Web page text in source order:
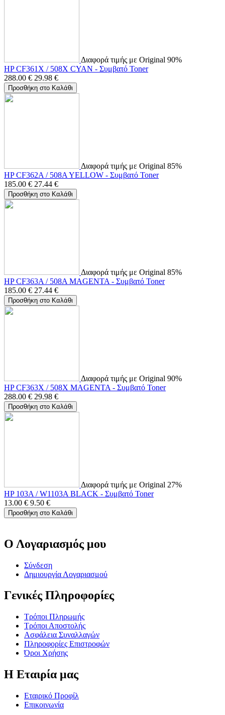
Διαφορά τιμής με Original 90%
HP CF361X / 508X CYAN - Συμβατό Toner
288.00 € 29.98 €
Προσθήκη στο Καλάθι
Διαφορά τιμής με Original 85%
HP CF362A / 508A YELLOW - Συμβατό Toner
185.00 € 27.44 €
Προσθήκη στο Καλάθι
Διαφορά τιμής με Original 85%
HP CF363A / 508A MAGENTA - Συμβατό Toner
185.00 € 27.44 €
Προσθήκη στο Καλάθι
Διαφορά τιμής με Original 90%
HP CF363X / 508X MAGENTA - Συμβατό Toner
288.00 € 29.98 €
Προσθήκη στο Καλάθι
Διαφορά τιμής με Original 27%
HP 103A / W1103A BLACK - Συμβατό Toner
13.00 € 9.50 €
Προσθήκη στο Καλάθι
Ο Λογαριασμός μου
Σύνδεση
Δημιουργία Λογαριασμού
Γενικές Πληροφορίες
Τρόποι Πληρωμής
Τρόποι Αποστολής
Ασφάλεια Συναλλαγών
Πληροφορίες Επιστροφών
Όροι Χρήσης
Η Εταιρία μας
Εταιρικό Προφίλ
Επικοινωνία